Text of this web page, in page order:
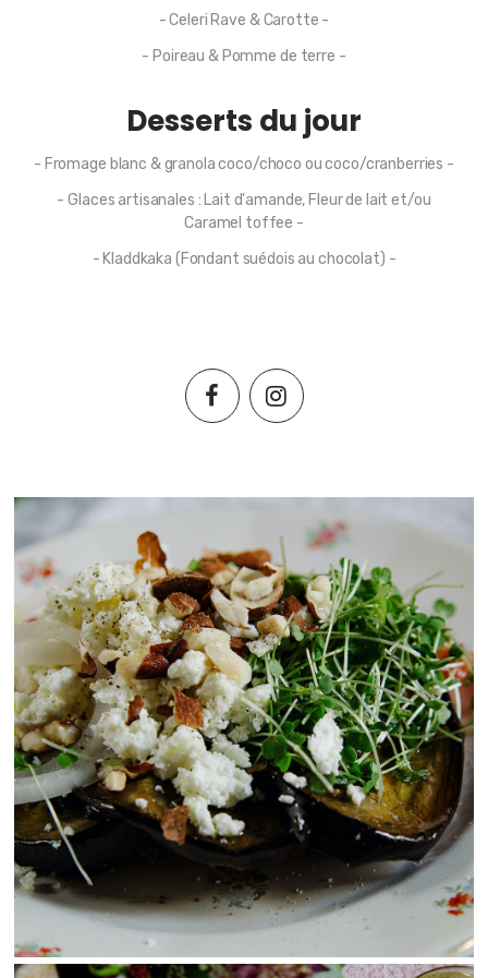
- Celeri Rave & Carotte -
- Poireau & Pomme de terre -
Desserts du jour
- Fromage blanc & granola coco/choco ou coco/cranberries -
- Glaces artisanales : Lait d'amande, Fleur de lait et/ou
Caramel toffee -
- Kladdkaka (Fondant suédois au chocolat) -
View Fullscreen